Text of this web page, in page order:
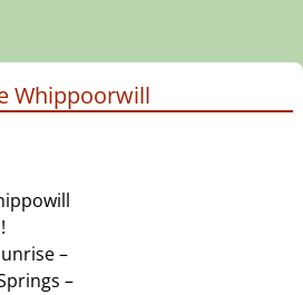
Whippoorwill
–
–